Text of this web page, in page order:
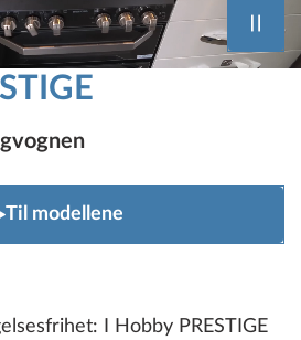
Til modellene
I Hobby PRESTIGE